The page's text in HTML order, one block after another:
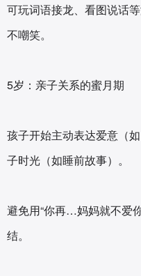
可玩词语接龙、看图说话
不嘲笑‌。
5岁：亲子关系的蜜月期‌
孩子开始主动表达爱意（
子时光（如睡前故事）。
避免用“你再…妈妈就不爱
结‌。